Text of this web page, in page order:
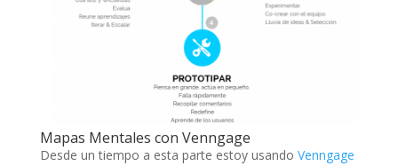
Mapas Mentales con Venngage
Desde un tiempo a esta parte estoy usando Venngage